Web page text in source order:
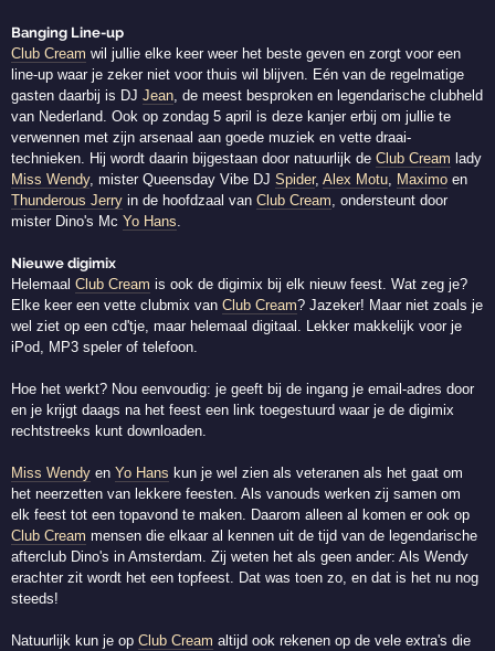
Banging Line-up
Club Cream wil jullie elke keer weer het beste geven en zorgt voor een
line-up waar je zeker niet voor thuis wil blijven. Eén van de regelmatige
gasten daarbij is DJJean , de meest besproken en legendarische clubheld
van Nederland. Ook op zondag 5 april is deze kanjer erbij om jullie te
verwennen met zijn arsenaal aan goede muziek en vette draai-
technieken. Hij wordt daarin bijgestaan door natuurlijk deClub Cream lady
Miss Wendy, mister Queensday Vibe DJSpider,Alex Motu Maximo en
Thunderous Jerry in de hoofdzaal vanClub Cream , ondersteunt door
mister Dino's McYo Hans
Nieuwe digimix
HelemaalClub Cream is ook de digimix bij elk nieuw feest. Wat zeg je?
Elke keer een vette clubmix vanClub Cream? Jazeker! Maar niet zoals je
wel ziet op een cd'tje, maar helemaal digitaal. Lekker makkelijk voor je
iPod, MP3 speler of telefoon.
Hoe het werkt? Nou eenvoudig: je geeft bij de ingang je email-adres door
en je krijgt daags na het feest een link toegestuurd waar je de digimix
rechtstreeks kunt downloaden.
Miss Wendy enYo Hans kun je wel zien als veteranen als het gaat om
het neerzetten van lekkere feesten. Als vanouds werken zij samen om
elk feest tot een topavond te maken. Daarom alleen al komen er ook op
Club Cream mensen die elkaar al kennen uit de tijd van de legendarische
afterclub Dino's in Amsterdam. Zij weten het als geen ander: Als Wendy
erachter zit wordt het een topfeest. Dat was toen zo, en dat is het nu nog
steeds!
Natuurlijk kun je opClub Cream altijd ook rekenen op de vele extra's die